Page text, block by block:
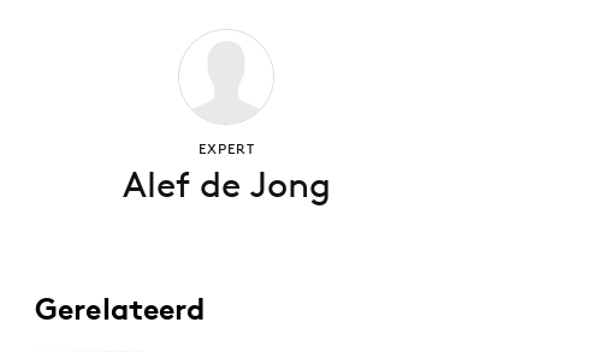
EXPERT
Alef de Jong
Gerelateerd